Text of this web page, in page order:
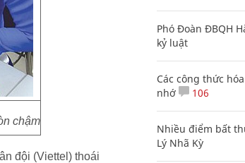
chậm
đội (Viettel) thoái
Phó Đoàn ĐBQH
kỷ luật
Các công thức
nhớ
106
Nhiều điểm bất
Lý Nhã Kỳ